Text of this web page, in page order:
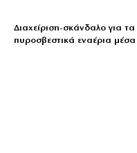
Διαχείριση-σκάνδαλο για τα
πυροσβεστικά εναέρια μέσα